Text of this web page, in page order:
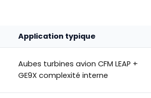
Application typique
Aubes turbines avion CFM LEAP +
GE9X complexité interne